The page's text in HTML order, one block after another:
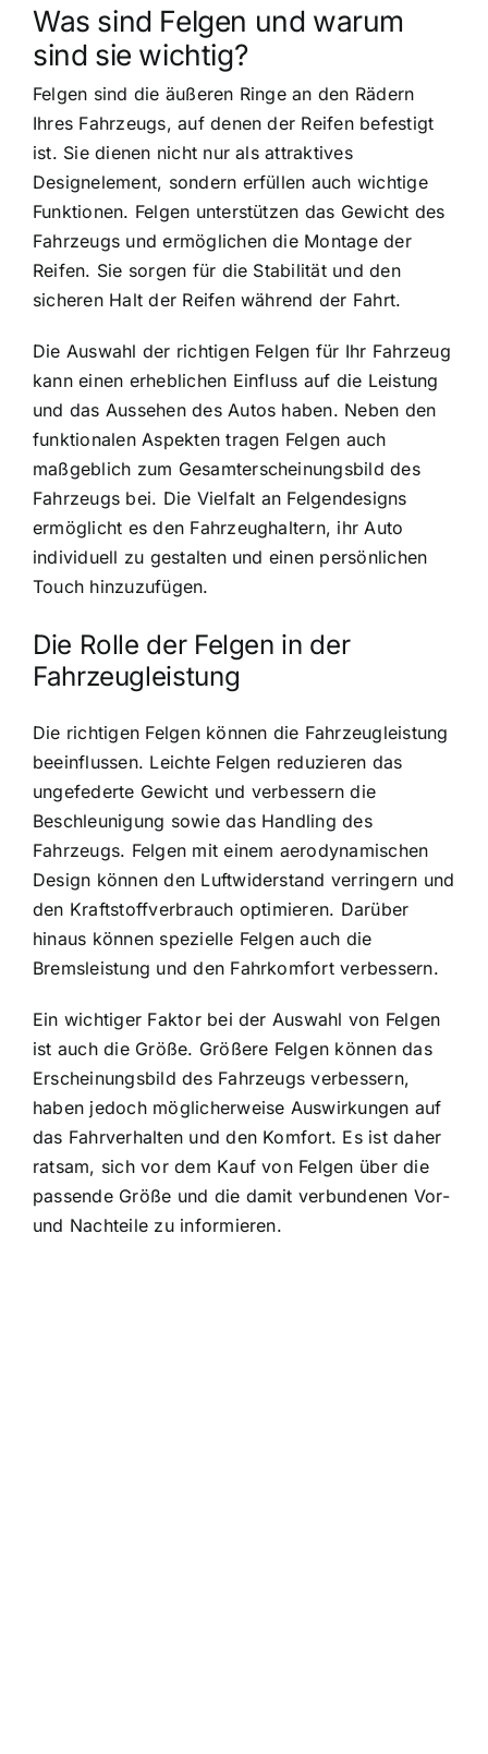
Was sind Felgen und warum
sind sie wichtig?
Felgen sind die äußeren Ringe an den Rädern
Ihres Fahrzeugs, auf denen der Reifen befestigt
ist. Sie dienen nicht nur als attraktives
Designelement, sondern erfüllen auch wichtige
Funktionen. Felgen unterstützen das Gewicht des
Fahrzeugs und ermöglichen die Montage der
Reifen. Sie sorgen für die Stabilität und den
sicheren Halt der Reifen während der Fahrt.
Die Auswahl der richtigen Felgen für Ihr Fahrzeug
kann einen erheblichen Einfluss auf die Leistung
und das Aussehen des Autos haben. Neben den
funktionalen Aspekten tragen Felgen auch
maßgeblich zum Gesamterscheinungsbild des
Fahrzeugs bei. Die Vielfalt an Felgendesigns
ermöglicht es den Fahrzeughaltern, ihr Auto
individuell zu gestalten und einen persönlichen
Touch hinzuzufügen.
Die Rolle der Felgen in der
Fahrzeugleistung
Die richtigen Felgen können die Fahrzeugleistung
beeinflussen. Leichte Felgen reduzieren das
ungefederte Gewicht und verbessern die
Beschleunigung sowie das Handling des
Fahrzeugs. Felgen mit einem aerodynamischen
Design können den Luftwiderstand verringern und
den Kraftstoffverbrauch optimieren. Darüber
hinaus können spezielle Felgen auch die
Bremsleistung und den Fahrkomfort verbessern.
Ein wichtiger Faktor bei der Auswahl von Felgen
ist auch die Größe. Größere Felgen können das
Erscheinungsbild des Fahrzeugs verbessern,
haben jedoch möglicherweise Auswirkungen auf
das Fahrverhalten und den Komfort. Es ist daher
ratsam, sich vor dem Kauf von Felgen über die
passende Größe und die damit verbundenen Vor-
und Nachteile zu informieren.